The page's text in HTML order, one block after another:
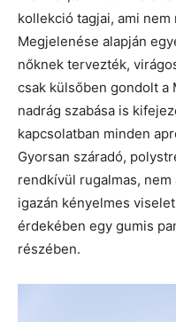
kollekció tagjai, ami nem
Megjelenése alapján
nőknek tervezték,
csak külsőben gondolt a
nadrág szabása is
kapcsolatban minden
Gyorsan száradó,
rendkívül rugalmas,
igazán kényelmes
érdekében egy gumis
részében.